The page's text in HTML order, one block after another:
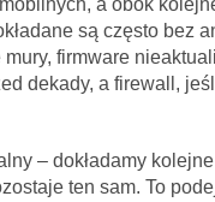
a obok
są często bez
mury, firmware
dekady, a firewall,
– dokładamy
ten sam. To